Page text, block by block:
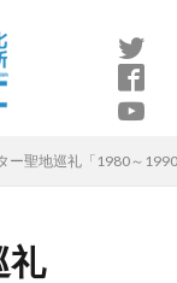
ー聖地巡礼「1980～
礼